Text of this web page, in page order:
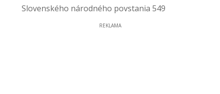
Slovenského národného povstania 549
REKLAMA